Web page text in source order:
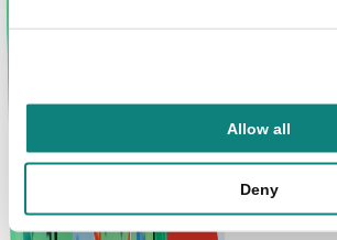
Allow all
Deny